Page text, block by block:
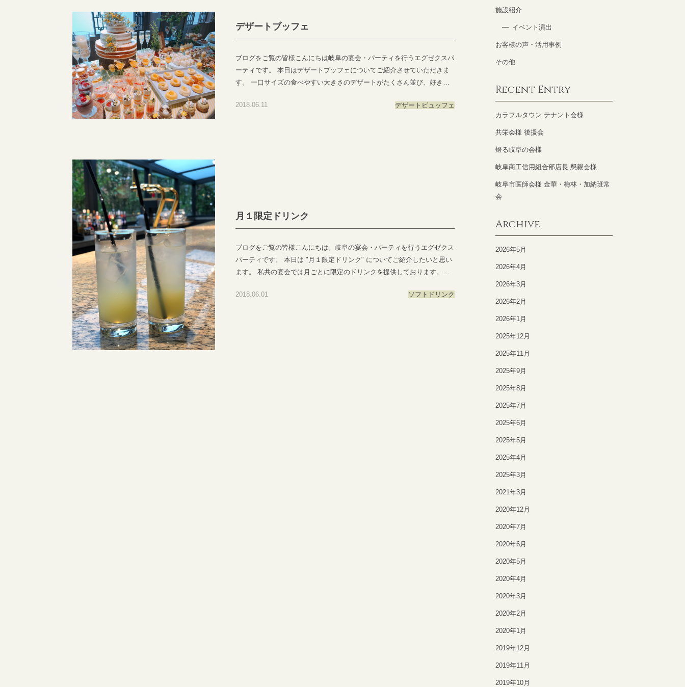
覧～エグゼクススウィーツ：岐阜県岐阜市玉森町1-1エグゼクスガーデ
https://exexparty.jp/access/
●―○―●―○―●―○―●―○―●―○―●―○―●―○―●
デザートブッフェ
ブログをご覧の皆様こんにちは岐阜の宴会・パーティを行うエグゼクスパ
ーティです。 本日はデザートブッフェについてご紹介させていただきま
す。 一口サイズの食べやすい大きさのデザートがたくさん並び、好きな
リームやゼリー、ドーナツなど見た目も華やかで見ているだけでも楽しん
ン：岐阜県岐阜市日置江343-1エグゼクススクエア：岐阜県岐阜市鷺山新
町2-1 ▼お問い合わせhttps://exexparty.jp/contact/▼各会場へのアクセス
2018.06.11 デザートビュッフェ
月１限定ドリンク
ブログをご覧の皆様こんにちは。岐阜の宴会・パーティを行うエグゼクス
パーティです。 本日は "月１限定ドリンク" についてご紹介したいと思い
ます。 私共の宴会では月ごとに限定のドリンクを提供しております。そ
ツトニック／ です！ 黄色と透明が２層となり可愛らしい見た目で甘酸
2018.06.01 ソフトドリンク
施設紹介
イベント演出
お客様の声・活用事例
その他
Recent Entry
カラフルタウン テナント会様
共栄会様 後援会
燈る岐阜の会様
岐阜商工信用組合部店長 懇親会様
岐阜市医師会様 金華・梅林・加納班常
会
Archive
2026年5月
2026年4月
2026年3月
2026年2月
2026年1月
2025年12月
2025年11月
2025年9月
2025年8月
2025年7月
2025年6月
2025年5月
2025年4月
2025年3月
2021年3月
2020年12月
2020年7月
2020年6月
2020年5月
2020年4月
2020年3月
2020年2月
2020年1月
2019年12月
2019年11月
2019年10月